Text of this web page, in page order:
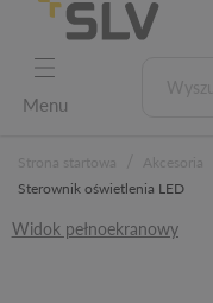
Menu
Sterownik oświetlenia LED
Widok pełnoekranowy